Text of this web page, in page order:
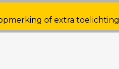
of extra toelichting